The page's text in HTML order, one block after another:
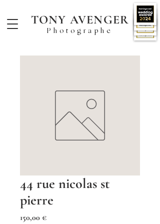
TONY AVENGER
Photographe
44 rue nicolas st
pierre
150,00 €Prix